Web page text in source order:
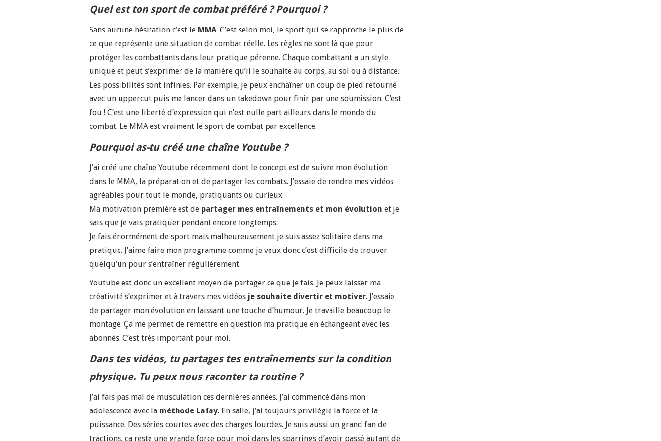
Quel est ton sport de combat préféré ? Pourquoi ?
Sans aucune hésitation c’est le MMA. C’est selon moi, le sport qui se rapproche le plus de
ce que représente une situation de combat réelle. Les règles ne sont là que pour
protéger les combattants dans leur pratique pérenne. Chaque combattant a un style
unique et peut s’exprimer de la manière qu’il le souhaite au corps, au sol ou à distance.
Les possibilités sont infinies. Par exemple, je peux enchaîner un coup de pied retourné
avec un uppercut puis me lancer dans un takedown pour finir par une soumission. C’est
fou ! C’est une liberté d’expression qui n’est nulle part ailleurs dans le monde du
combat. Le MMA est vraiment le sport de combat par excellence.
Pourquoi as-tu créé une chaîne Youtube ?
J’ai créé une chaîne Youtube récemment dont le concept est de suivre mon évolution
dans le MMA, la préparation et de partager les combats. J’essaie de rendre mes vidéos
agréables pour tout le monde, pratiquants ou curieux.
Ma motivation première est de partager mes entraînements et mon évolution et je
sais que je vais pratiquer pendant encore longtemps.
Je fais énormément de sport mais malheureusement je suis assez solitaire dans ma
pratique. J’aime faire mon programme comme je veux donc c’est difficile de trouver
quelqu’un pour s’entraîner régulièrement.
Youtube est donc un excellent moyen de partager ce que je fais. Je peux laisser ma
créativité s’exprimer et à travers mes vidéos je souhaite divertir et motiver. J’essaie
de partager mon évolution en laissant une touche d’humour. Je travaille beaucoup le
montage. Ça me permet de remettre en question ma pratique en échangeant avec les
abonnés. C’est très important pour moi.
Dans tes vidéos, tu partages tes entraînements sur la condition
physique. Tu peux nous raconter ta routine ?
J’ai fais pas mal de musculation ces dernières années. J’ai commencé dans mon
adolescence avec la méthode Lafay. En salle, j’ai toujours privilégié la force et la
puissance. Des séries courtes avec des charges lourdes. Je suis aussi un grand fan de
tractions, ça reste une grande force pour moi dans les sparrings d’avoir passé autant de